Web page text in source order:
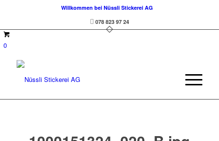
Willkommen bei Nüssli Stickerei AG
078 823 97 24
0